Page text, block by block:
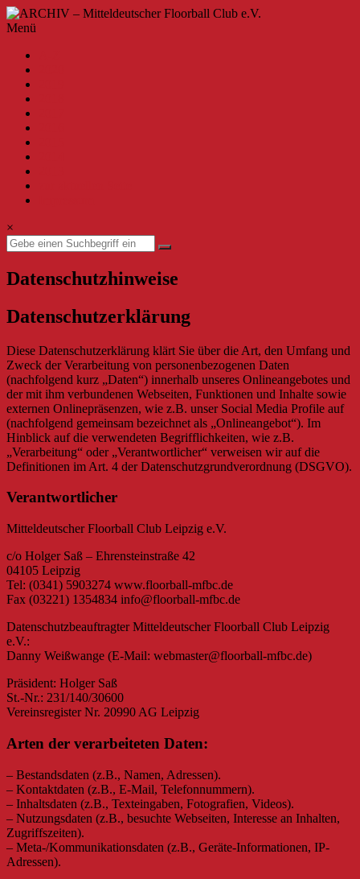
Zum
Inhalt
ARCHIV
Mitteldeutscher
Floorball
Club
e.V.
Willkommen
beim
MFBC
Archiv.
Hier
findest
du
bis
Saison
2019/2020.
Menü
×
Datenschutzhinweise
Datenschutzerklärung
Diese Datenschutzerklärung klärt Sie über die Art, den Umfang und
Zweck der Verarbeitung von personenbezogenen Daten
(nachfolgend kurz „Daten“) innerhalb unseres Onlineangebotes und
der mit ihm verbundenen Webseiten, Funktionen und Inhalte sowie
externen Onlinepräsenzen, wie z.B. unser Social Media Profile auf
(nachfolgend gemeinsam bezeichnet als „Onlineangebot“). Im
Hinblick auf die verwendeten Begrifflichkeiten, wie z.B.
„Verarbeitung“ oder „Verantwortlicher“ verweisen wir auf die
Definitionen im Art. 4 der Datenschutzgrundverordnung (DSGVO).
Verantwortlicher
Mitteldeutscher Floorball Club Leipzig e.V.
c/o Holger Saß – Ehrensteinstraße 42
04105 Leipzig
Tel: (0341) 5903274 www.floorball-mfbc.de
Fax (03221) 1354834 info@floorball-mfbc.de
Datenschutzbeauftragter Mitteldeutscher Floorball Club Leipzig
e.V.:
Danny Weißwange (E-Mail: webmaster@floorball-mfbc.de)
Präsident: Holger Saß
St.-Nr.: 231/140/30600
Vereinsregister Nr. 20990 AG Leipzig
Arten der verarbeiteten Daten:
– Bestandsdaten (z.B., Namen, Adressen).
– Kontaktdaten (z.B., E-Mail, Telefonnummern).
– Inhaltsdaten (z.B., Texteingaben, Fotografien, Videos).
– Nutzungsdaten (z.B., besuchte Webseiten, Interesse an Inhalten,
Zugriffszeiten).
– Meta-/Kommunikationsdaten (z.B., Geräte-Informationen, IP-
Adressen).